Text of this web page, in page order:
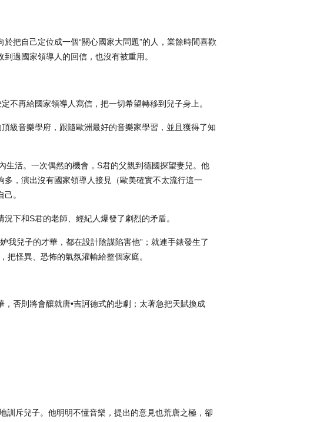
把自己定位成一個“關心國家大問題”的人，業餘時間喜歡
過國家領導人的回信，也沒有被重用。
不再給國家領導人寫信，把一切希望轉移到兒子身上。
級音樂學府，跟隨歐洲最好的音樂家學習，並且獲得了知
生活。一次偶然的機會，S君的父親到德國探望妻兒。他
，演出沒有國家領導人接見（歐美確實不太流行這一
。
下和S君的老師、經紀人爆發了劇烈的矛盾。
我兒子的才華，都在設計陰謀陷害他”；就連手錶發生了
把怪異、恐怖的氣氛灌輸給整個家庭。
否則將會釀就唐•吉訶德式的悲劇；太著急把天賦換成
訓斥兒子。他明明不懂音樂，提出的意見也荒唐之極，卻